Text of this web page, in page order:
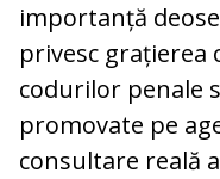
importanță
privesc grațierea
codurilor penale
promovate pe
consultare reală